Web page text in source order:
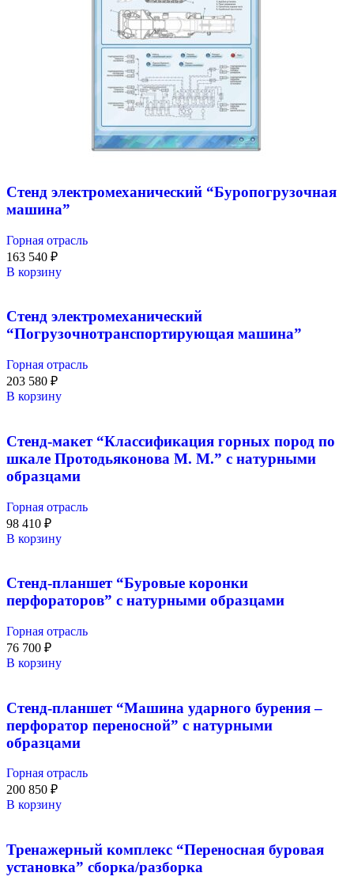
Стенд электромеханический “Буропогрузочная
машина”
Горная отрасль
163 540 ₽
В корзину
Стенд электромеханический
“Погрузочнотранспортирующая машина”
Горная отрасль
203 580 ₽
В корзину
Стенд-макет “Классификация горных пород по
шкале Протодьяконова М. М.” с натурными
образцами
Горная отрасль
98 410 ₽
В корзину
Стенд-планшет “Буровые коронки
перфораторов” с натурными образцами
Горная отрасль
76 700 ₽
В корзину
Стенд-планшет “Машина ударного бурения –
перфоратор переносной” с натурными
образцами
Горная отрасль
200 850 ₽
В корзину
Тренажерный комплекс “Переносная буровая
установка” сборка/разборка